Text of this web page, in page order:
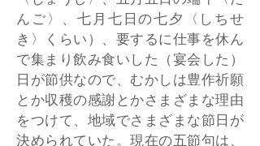
んご〉、七月七日の七夕〈しちせ
き〉くらい）、要するに仕事を休ん
で集まり飲み食いした（宴会した）
日が節供なので、むかしは豊作祈願
とか収穫の感謝とかさまざまな理由
をつけて、地域でさまざまな節日が